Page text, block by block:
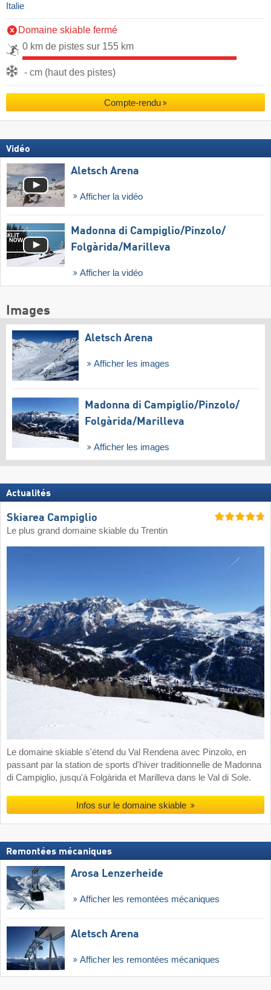
Italie
Domaine skiable fermé
0 km de pistes sur 155 km
- cm (haut des pistes)
Compte-rendu
Vidéo
Aletsch Arena
Afficher la vidéo
Madonna di Campiglio/​Pinzolo/​
Folgàrida/​Marilleva
Afficher la vidéo
Images
Aletsch Arena
Afficher les images
Madonna di Campiglio/​Pinzolo/​
Folgàrida/​Marilleva
Afficher les images
Actualités
Skiarea Campiglio
Le plus grand domaine skiable du Trentin
Le domaine skiable s'étend du Val Rendena avec Pinzolo, en
passant par la station de sports d'hiver traditionnelle de Madonna
di Campiglio, jusqu'à Folgàrida et Marilleva dans le Val di Sole.
Infos sur le domaine skiable
Remontées mécaniques
Arosa Lenzerheide
Afficher les remontées mécaniques
Aletsch Arena
Afficher les remontées mécaniques